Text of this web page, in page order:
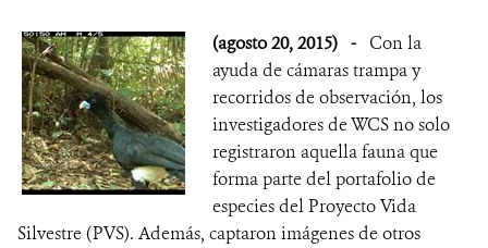
(agosto 20, 2015) - Con la
ayuda de cámaras trampa y
recorridos de observación, los
investigadores de WCS no solo
registraron aquella fauna que
forma parte del portafolio de
especies del Proyecto Vida
Silvestre (PVS). Además, captaron imágenes de otros